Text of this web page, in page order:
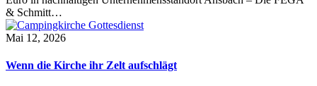
& Schmitt…
Mai 12, 2026
Wenn die Kirche ihr Zelt aufschlägt